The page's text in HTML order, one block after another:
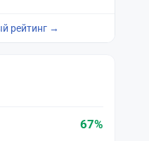
рейтинг →
67%